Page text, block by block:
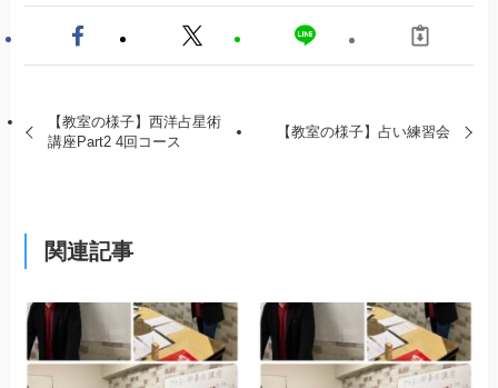
【教室の様子】西洋占星術
講座Part2 4回コース
【教室の様子】占い練習会
関連記事